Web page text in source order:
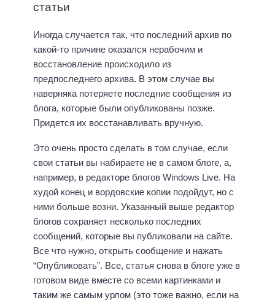
статьи
Иногда случается так, что последний архив по
какой-то причине оказался нерабочим и
восстановление происходило из
предпоследнего архива. В этом случае вы
наверняка потеряете последние сообщения из
блога, которые были опубликованы позже.
Придется их восстанавливать вручную.
Это очень просто сделать в том случае, если
свои статьи вы набираете не в самом блоге, а,
например, в редакторе блогов Windows Live. На
худой конец и вордовские копии подойдут, но с
ними больше возни. Указанный выше редактор
блогов сохраняет несколько последних
сообщений, которые вы публиковали на сайте.
Все что нужно, открыть сообщение и нажать
“Опубликовать”. Все, статья снова в блоге уже в
готовом виде вместе со всеми картинками и
таким же самым урлом (это тоже важно, если на